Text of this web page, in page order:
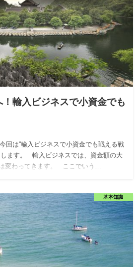
輸入ビジネスで小資金でも
回は“輸入ビジネスで小資金でも戦える戦
します。 輸入ビジネスでは、資金額の大
変わってきます。 ここでいう…
基本知識